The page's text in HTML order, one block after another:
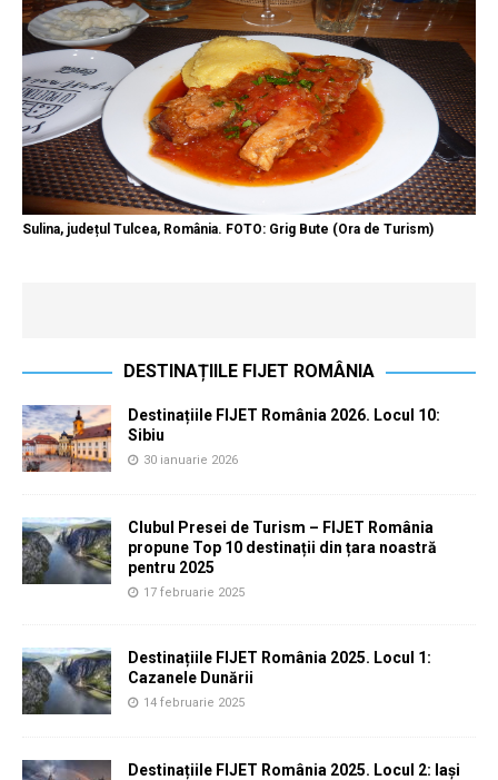
Sulina, județul Tulcea, România. FOTO: Grig Bute (Ora de Turism)
DESTINAȚIILE FIJET ROMÂNIA
Destinațiile FIJET România 2026. Locul 10:
Sibiu
30 ianuarie 2026
Clubul Presei de Turism – FIJET România
propune Top 10 destinații din țara noastră
pentru 2025
17 februarie 2025
Destinațiile FIJET România 2025. Locul 1:
Cazanele Dunării
14 februarie 2025
Destinațiile FIJET România 2025. Locul 2: Iași